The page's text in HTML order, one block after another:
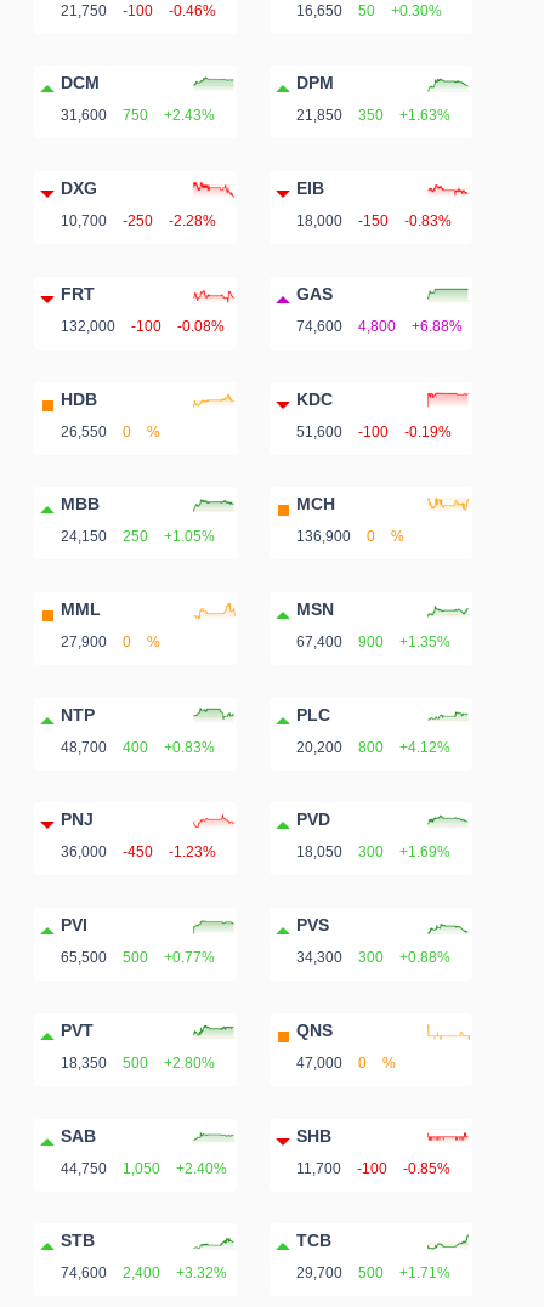
21,750 -100 -0.46% 16,650 50 +0.30%
DCM
31,600 750 +2.43%
DPM
21,850 350 +1.63%
DXG
10,700 -250 -2.28%
EIB
18,000 -150 -0.83%
FRT
132,000 -100 -0.08%
GAS
74,600 4,800 +6.88%
HDB
26,550 0 %
KDC
51,600 -100 -0.19%
MBB
24,150 250 +1.05%
MCH
136,900 0 %
MML
27,900 0 %
MSN
67,400 900 +1.35%
NTP
48,700 400 +0.83%
PLC
20,200 800 +4.12%
PNJ
36,000 -450 -1.23%
PVD
18,050 300 +1.69%
PVI
65,500 500 +0.77%
PVS
34,300 300 +0.88%
PVT
18,350 500 +2.80%
QNS
47,000 0 %
SAB
44,750 1,050 +2.40%
SHB
11,700 -100 -0.85%
STB
74,600 2,400 +3.32%
TCB
29,700 500 +1.71%